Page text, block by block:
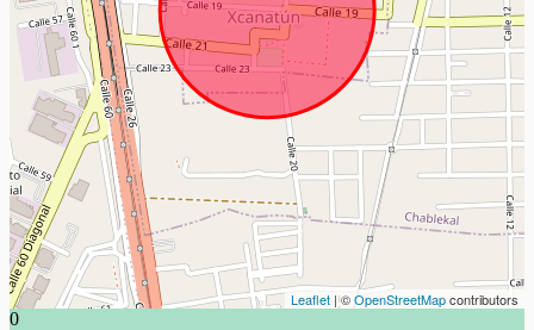
Leaflet | ©OpenStreetMapcontributors
0